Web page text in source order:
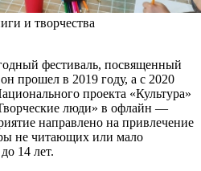
и творчества
фестиваль, посвященный
прошел в 2019 году, а с 2020
проекта «Культура»
люди» в офлайн —
направлено на привлечение
не читающих или мало
14 лет.